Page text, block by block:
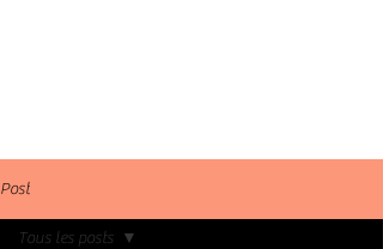
Post
Tous les posts